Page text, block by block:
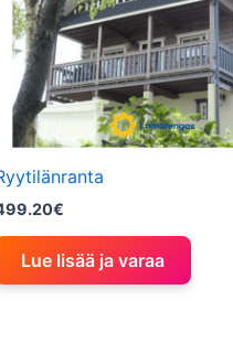
€
Lue lisää ja varaa